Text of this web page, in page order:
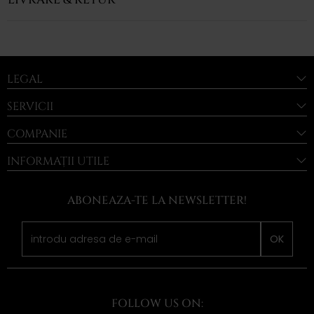
LEGAL
SERVICII
COMPANIE
INFORMAȚII UTILE
ABONEAZA-TE LA NEWSLETTER!
OK
FOLLOW US ON: